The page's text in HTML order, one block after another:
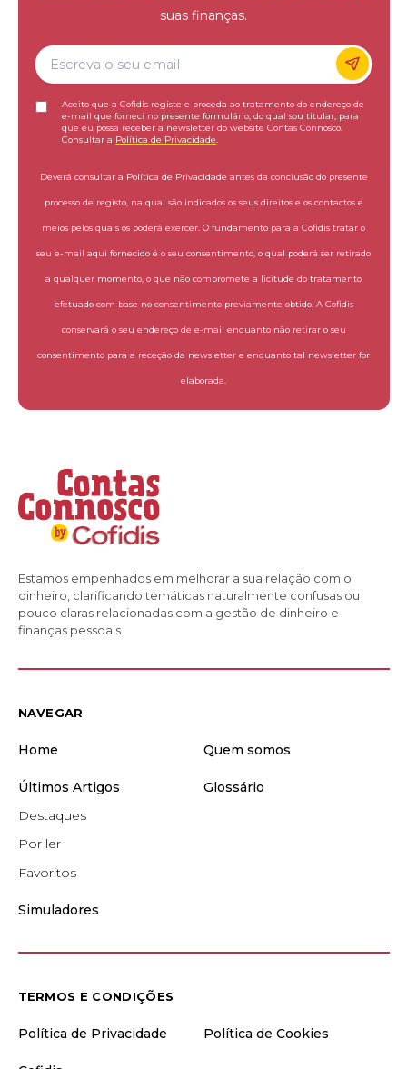
suas finanças.
Aceito que a Cofidis registe e proceda ao tratamento do endereço de
e-mail que forneci no presente formulário, do qual sou titular, para
que eu possa receber a newsletter do website Contas Connosco.
Consultar a Política de Privacidade
Deverá consultar a Política de Privacidade antes da conclusão do presente
processo de registo, na qual são indicados os seus direitos e os contactos e
meios pelos quais os poderá exercer. O fundamento para a Cofidis tratar o
seu e-mail aqui fornecido é o seu consentimento, o qual poderá ser retirado
a qualquer momento, o que não compromete a licitude do tratamento
efetuado com base no consentimento previamente obtido. A Cofidis
conservará o seu endereço de e-mail enquanto não retirar o seu
consentimento para a receção da newsletter e enquanto tal newsletter for
elaborada.
Estamos empenhados em melhorar a sua relação com o
dinheiro, clarificando temáticas naturalmente confusas ou
pouco claras relacionadas com a gestão de dinheiro e
finanças pessoais.
NAVEGAR
Home Quem somos
Últimos Artigos
Destaques
Por ler
Favoritos
Glossário
Simuladores
TERMOS E CONDIÇÕES
Política de Privacidade Política de Cookies